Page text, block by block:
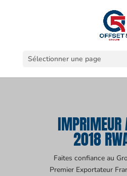
Sélectionner une page
IMPRIMEUR
2018
Faites confiance au
Premier Exportateur